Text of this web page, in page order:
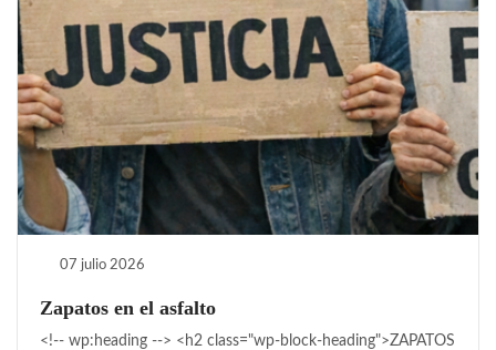
07 julio 2026
Zapatos en el asfalto
<!-- wp:heading --> <h2 class="wp-block-heading">ZAPATOS